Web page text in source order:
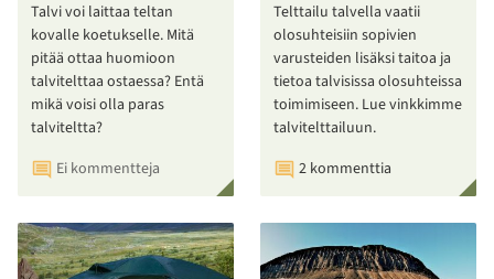
Talvi voi laittaa teltan
kovalle koetukselle. Mitä
pitää ottaa huomioon
talvitelttaa ostaessa? Entä
mikä voisi olla paras
talviteltta?
Ei kommentteja
Telttailu talvella vaatii
olosuhteisiin sopivien
varusteiden lisäksi taitoa ja
tietoa talvisissa olosuhteissa
toimimiseen. Lue vinkkimme
talvitelttailuun.
2 kommenttia